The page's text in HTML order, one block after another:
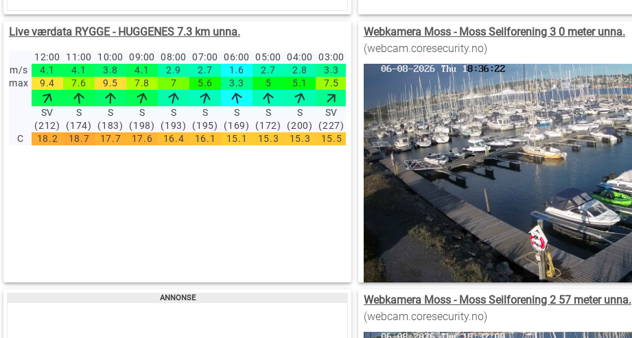
Live værdata RYGGE - HUGGENES 7.3 km unna.
12:00 11:00 10:00 09:00 08:00 07:00 06:00 05:00 04:00
03:00
m/s
4.1 4.1 3.8 4.1 2.9 2.7 1.6 2.7 2.8
3.3
max
9.4 7.6 9.5 7.8 7 5.6 3.3 5 5.1 7.5
SV
(212)
S
(174)
S
(183)
S
(198)
S
(193)
S
(195)
S
(169)
S
(172)
S
(200)
SV
(227)
C
18.2 18.7 17.7 17.6 16.4 16.1 15.1 15.3 15.3 15.5
Webkamera Moss - Moss Seilforening 3 0 meter unna.
(webcam.coresecurity.no)
Webkamera Moss - Moss Seilforening 2 57 meter unna.
(webcam.coresecurity.no)